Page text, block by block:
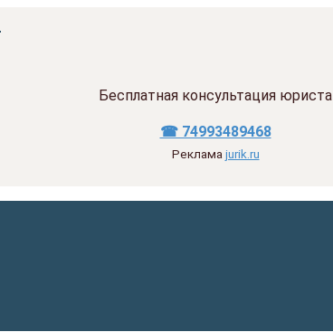
Бесплатная консультация юриста
☎ 74993489468
Реклама jurik.ru